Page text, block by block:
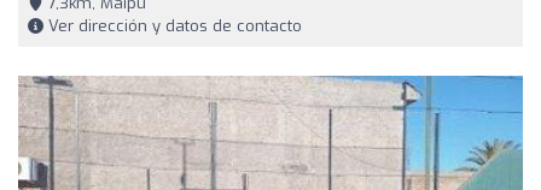
Ver dirección y datos de contacto